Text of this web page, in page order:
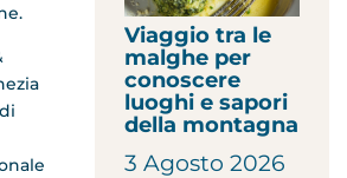
Viaggio tra le
malghe per
conoscere
luoghi e sapori
della montagna
3 Agosto 2026